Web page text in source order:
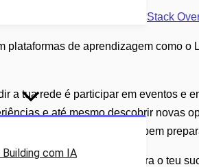
Building com IA
comunidades online, como Stack
plataformas de aprendizagem como
a tua rede é participar em eventos e
e até mesmo descobrir novas
a tua rede, estarás mais bem
três passos essenciais para o teu